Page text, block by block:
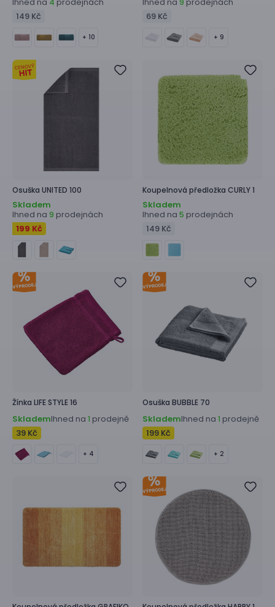
4
149 Kč
+ 10
9
69 Kč
+ 9
Osuška UNITED 100
Skladem
Ihned na 9 prodejnách
199 Kč
Koupelnová předložka CURLY 1
Skladem
Ihned na 5 prodejnách
149 Kč
Žínka LIFE STYLE 16
SklademIhned na 1 prodejně
39 Kč
+ 4
Osuška BUBBLE 70
SklademIhned na 1 prodejně
199 Kč
+ 2